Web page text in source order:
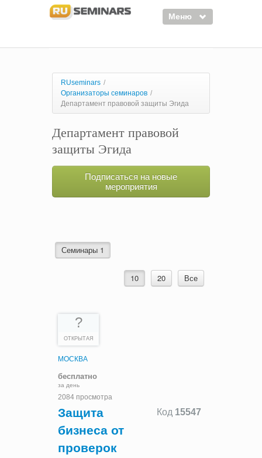
Меню
Курсы
Тренинги
Лектора
Войти
Регистрация
RUseminars /
Организаторы семинаров /
Департамент правовой защиты Эгида
Департамент правовой
защиты Эгида
Подписаться на новые
мероприятия
Семинары 1
10 20 Все
?
ОТКРЫТАЯ
МОСКВА
бесплатно
за день
2084 просмотра
Код 15547
Защита
бизнеса от
проверок